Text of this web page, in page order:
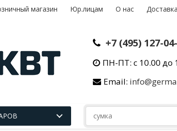
магазин Юр.лицам О нас
+7 (495) 127-
ПН-ПТ: с 10.00 до
Email: